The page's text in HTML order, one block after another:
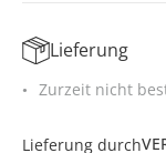
Lieferung
Zurzeit nicht
Lieferung durch